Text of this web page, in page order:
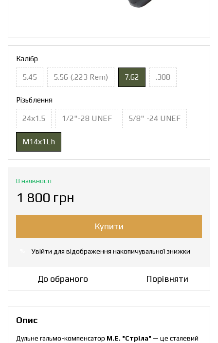
Калібр
5.45 5.56 (.223 Rem) 7.62 .308
Різьблення
24х1.5 1/2"-28 UNEF 5/8" -24 UNEF
М14х1Lh
В наявності
1 800 грн
Купити
Увійти для відображення накопичувальної знижки
До обраного Порівняти
Опис
Дульне гальмо-компенсатор M.E. "Стріла" — це сталевий